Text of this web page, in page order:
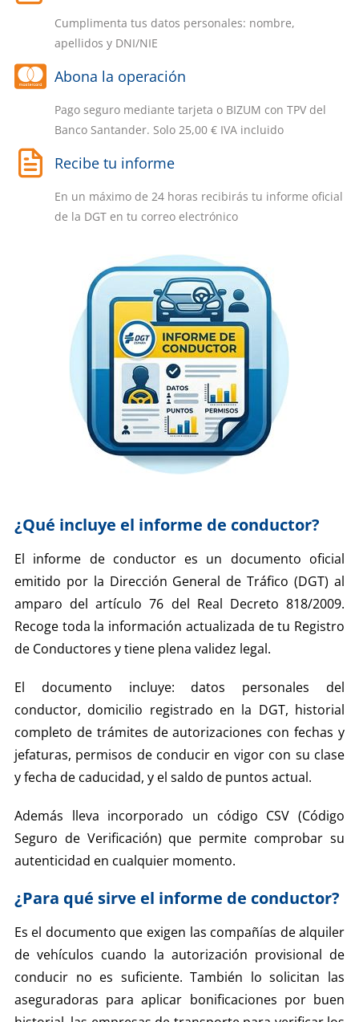
Cumplimenta tus datos personales: nombre,
apellidos y DNI/NIE
Abona la operación
Pago seguro mediante tarjeta o BIZUM con TPV del
Banco Santander. Solo 25,00 €IVA incluido
Recibe tu informe
En un máximo de 24 horas recibirás tu informe oficial
de la DGT en tu correo electrónico
¿Qué incluye el informe de conductor?
El informe de conductor es un documento oficial
emitido por la Dirección General de Tráfico (DGT) al
amparo del artículo 76 del Real Decreto 818/2009.
Recoge toda la información actualizada de tu Registro
de Conductores y tiene plena validez legal.
El documento incluye: datos personales del
conductor, domicilio registrado en la DGT, historial
completo de trámites de autorizaciones con fechas y
jefaturas, permisos de conducir en vigor con su clase
y fecha de caducidad, y el saldo de puntos actual.
Además lleva incorporado un código CSV (Código
Seguro de Verificación) que permite comprobar su
autenticidad en cualquier momento.
¿Para qué sirve el informe de conductor?
Es el documento que exigen las compañías de alquiler
de vehículos cuando la autorización provisional de
conducir no es suficiente. También lo solicitan las
aseguradoras para aplicar bonificaciones por buen